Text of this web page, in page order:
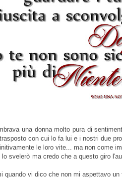
una donna molto pura di
con cui lo fa lui e i nostri due
le loro vite... ma non come
svelerò ma credo che a questo giro
quando vi dico che non mi aspettavo